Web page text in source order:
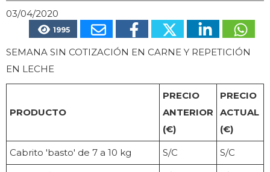
03/04/2020
1995
SEMANA SIN COTIZACIÓN EN CARNE Y REPETICIÓN
EN LECHE
PRODUCTO
PRECIO
ANTERIOR
(€)
PRECIO
ACTUAL
(€)
Cabrito 'basto' de 7 a 10 kg S/C S/C